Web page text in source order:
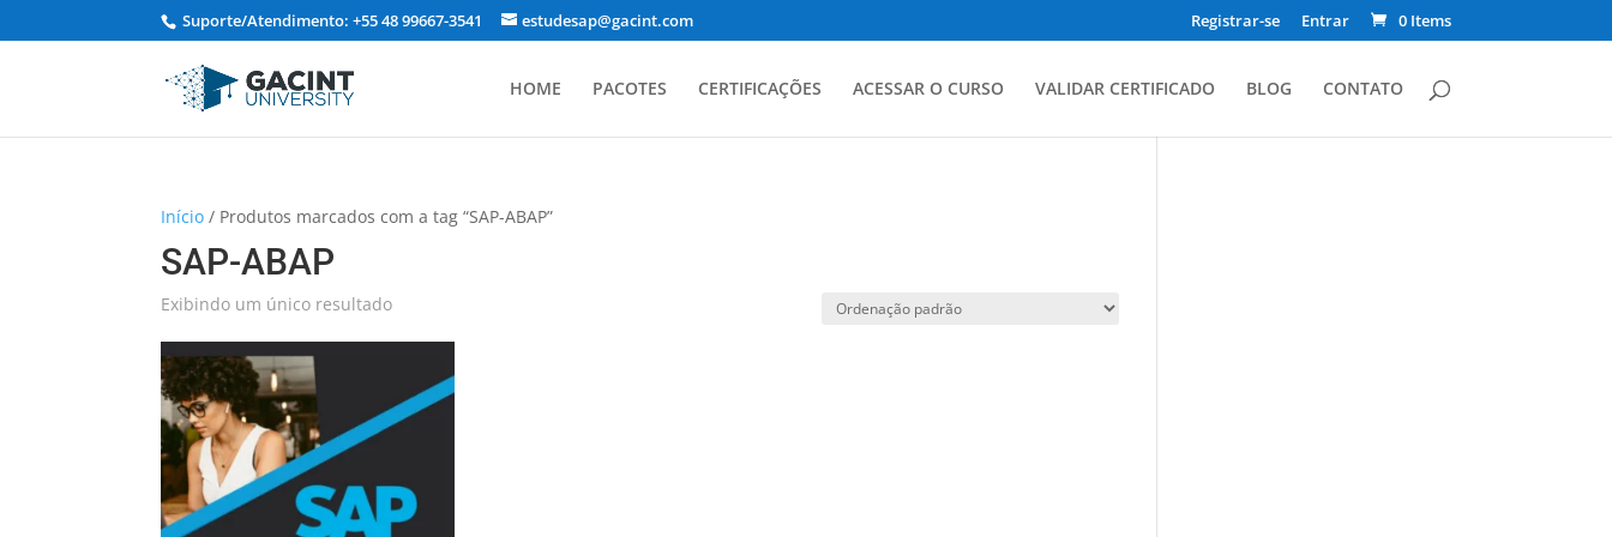
Suporte/Atendimento: +55 48 99667-3541 estudesap@gacint.com Registrar-se Entrar 0 Items
HOME PACOTES CERTIFICAÇÕES ACESSAR O CURSO VALIDAR CERTIFICADO BLOG CONTATO
Início / Produtos marcados com a tag “SAP-ABAP”
SAP-ABAP
Exibindo um único resultado